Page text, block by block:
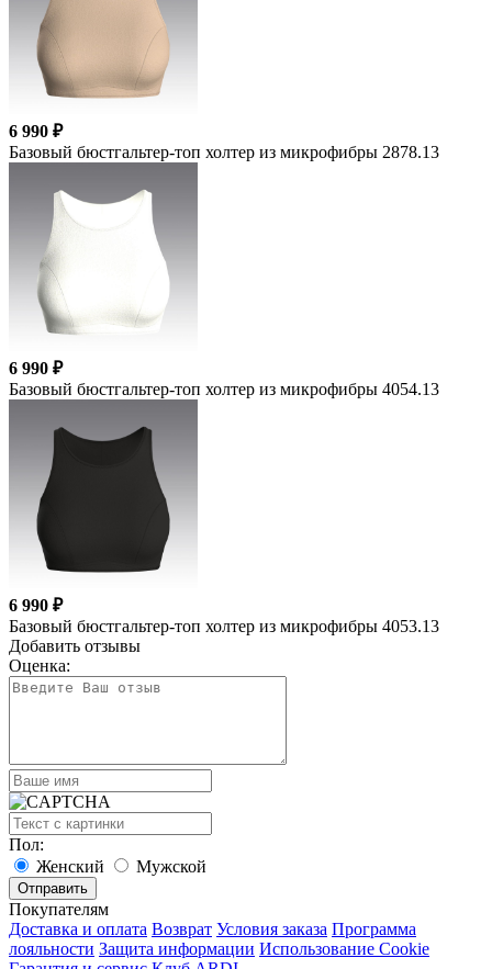
6 990 ₽
Базовый бюстгальтер-топ холтер из микрофибры 2878.13
6 990 ₽
Базовый бюстгальтер-топ холтер из микрофибры 4054.13
6 990 ₽
Базовый бюстгальтер-топ холтер из микрофибры 4053.13
Добавить отзывы
Оценка:
Пол:
Женский
Мужской
Покупателям
Доставка и оплата Возврат Условия заказа Программа
лояльности Защита информации Использование Cookie